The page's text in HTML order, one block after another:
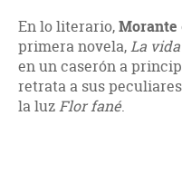
En lo literario,Morante
primera novela,La
en un caserón a
retrata a sus
la luzFlor fané.